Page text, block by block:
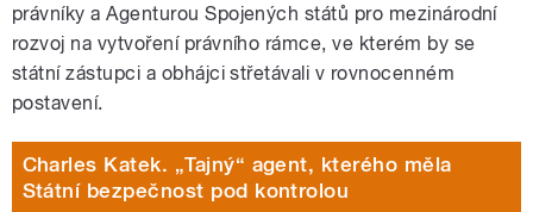
právníky a Agenturou Spojených států pro mezinárodní
rozvoj na vytvoření právního rámce, ve kterém by se
státní zástupci a obhájci střetávali v rovnocenném
postavení.
Charles Katek. „Tajný“ agent, kterého měla
Státní bezpečnost pod kontrolou